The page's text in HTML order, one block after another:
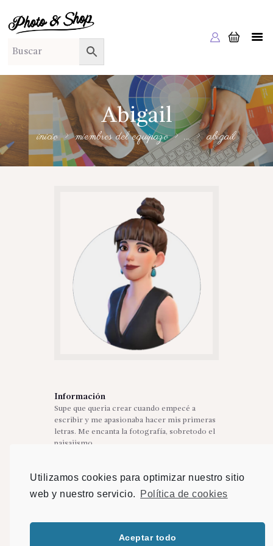
Utilizamos cookies para optimizar nuestro sitio
web y nuestro servicio.
Política de cookies
Aceptar todo
Abigail
inicio miembros del equipazo ... abigail
PHOTO & SHOP
Photo & Shop
INICIO
SOBRE NOSOTROS
SERVICIOS A EMPRESAS
NUESTRA EDITORIAL EM EDITA
TIENDA ONLINE
Información
Supe que queria crear cuando empecé a
escribir y me apasionaba hacer mis primeras
letras. Me encanta la fotografía, sobretodo el
paisajismo.
trabajado en el sector de la moda y la
publicidad.
Y lo más importante... Me encantan los